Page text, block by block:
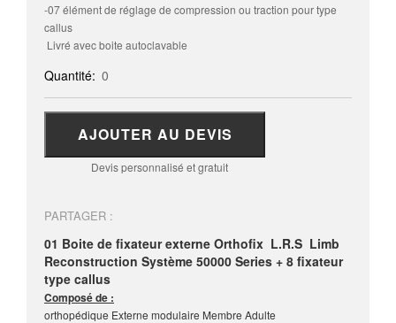
-07 élément de réglage de compression ou traction pour type
callus
Livré avec boite autoclavable
Quantité: 0
AJOUTER AU DEVIS
Devis personnalisé et gratuit
PARTAGER :
01 Boite de fixateur externe Orthofix L.R.S Limb
Reconstruction Système 50000 Series + 8 fixateur
type callus
Composé de :
orthopédique Externe modulaire Membre Adulte